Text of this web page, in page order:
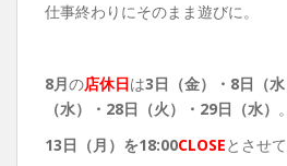
仕事終わりにそのまま遊びに。
8月の店休日は3日（金）・8日（
（水）・28日（火）・29日（水） 。
13日（月）を18:00CLOSEとさせ